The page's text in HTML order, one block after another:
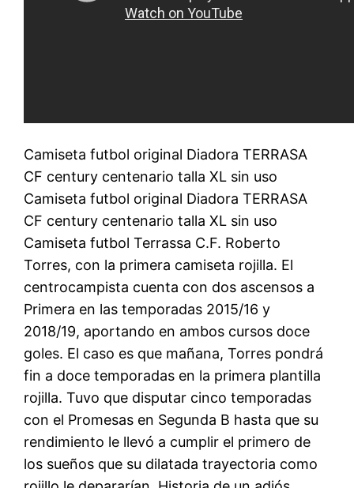
Camiseta futbol original Diadora TERRASA
CF century centenario talla XL sin uso
Camiseta futbol original Diadora TERRASA
CF century centenario talla XL sin uso
Camiseta futbol Terrassa C.F. Roberto
Torres, con la primera camiseta rojilla. El
centrocampista cuenta con dos ascensos a
Primera en las temporadas 2015/16 y
2018/19, aportando en ambos cursos doce
goles. El caso es que mañana, Torres pondrá
fin a doce temporadas en la primera plantilla
rojilla. Tuvo que disputar cinco temporadas
con el Promesas en Segunda B hasta que su
rendimiento le llevó a cumplir el primero de
los sueños que su dilatada trayectoria como